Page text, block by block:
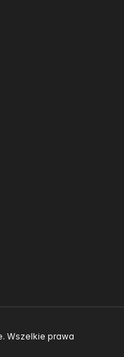
Wszelkie prawa